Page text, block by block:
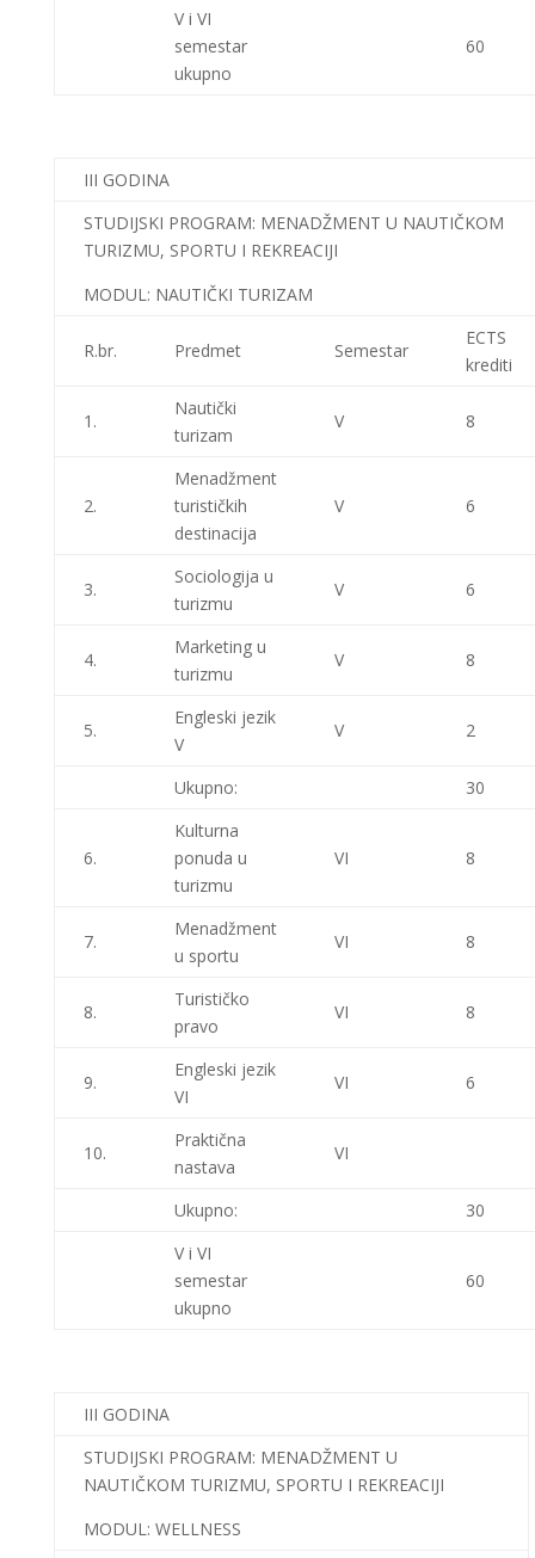
V i VI
semestar
ukupno
60
III GODINA
STUDIJSKI PROGRAM: MENADŽMENT U NAUTIČKOM
TURIZMU, SPORTU I REKREACIJI
MODUL: NAUTIČKI TURIZAM
R.br. Predmet Semestar
ECTS
krediti
1.
Nautički
turizam
V 8
2.
Menadžment
turističkih
destinacija
V 6
3.
Sociologija u
turizmu
V 6
4.
Marketing u
turizmu
V 8
5.
Engleski jezik
V
V 2
Ukupno: 30
6.
Kulturna
ponuda u
turizmu
VI 8
7.
Menadžment
u sportu
VI 8
8.
Turističko
pravo
VI 8
9.
Engleski jezik
VI
VI 6
10.
Praktična
nastava
VI
Ukupno:
30
V i VI
semestar
ukupno
60
III GODINA
STUDIJSKI PROGRAM: MENADŽMENT U
NAUTIČKOM TURIZMU, SPORTU I REKREACIJI
MODUL: WELLNESS